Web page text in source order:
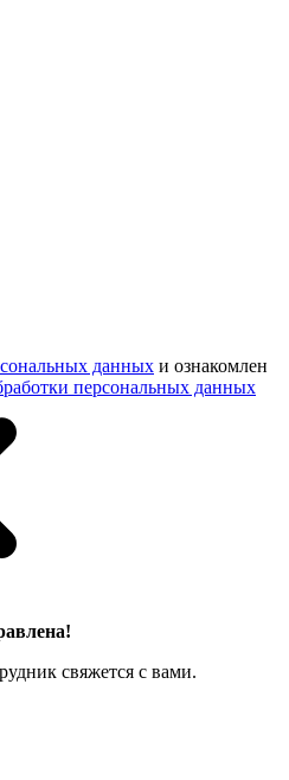
данных и ознакомлен
персональных данных
свяжется с вами.